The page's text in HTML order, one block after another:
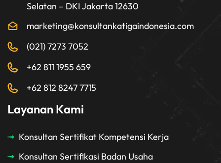
Selatan – DKI Jakarta 12630
marketing@konsultankatigaindonesia.com
(021) 7273 7052
+62 811 1955 659
+62 812 8247 7715
Layanan Kami
Konsultan Sertifikat Kompetensi Kerja
Konsultan Sertifikasi Badan Usaha